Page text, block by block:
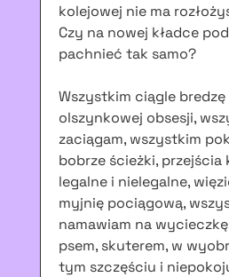
kolejowej nie ma
Czy na nowej kładce
pachnieć tak samo?
Wszystkim ciągle
olszynkowej obsesji,
zaciągam, wszystkim
bobrze ścieżki, przejścia
legalne i nielegalne,
myjnię pociągową,
namawiam na
psem, skuterem, w
tym szczęściu i